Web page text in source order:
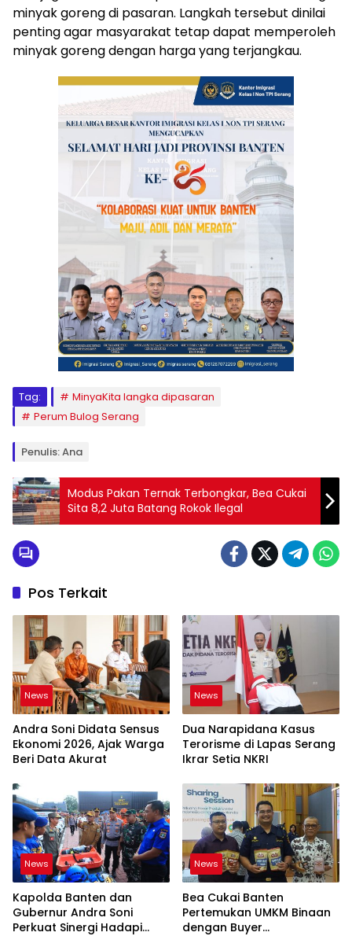
minyak goreng di pasaran. Langkah tersebut dinilai
penting agar masyarakat tetap dapat memperoleh
minyak goreng dengan harga yang terjangkau.
Tag:
MinyaKita langka dipasaran
Perum Bulog Serang
Penulis: Ana
Modus Pakan Ternak Terbongkar, Bea Cukai
Sita 8,2 Juta Batang Rokok Ilegal
Pos Terkait
News
Andra Soni Didata Sensus
Ekonomi 2026, Ajak Warga
Beri Data Akurat
News
Dua Narapidana Kasus
Terorisme di Lapas Serang
Ikrar Setia NKRI
News
Kapolda Banten dan
Gubernur Andra Soni
Perkuat Sinergi Hadapi
News
Bea Cukai Banten
Pertemukan UMKM Binaan
dengan Buyer